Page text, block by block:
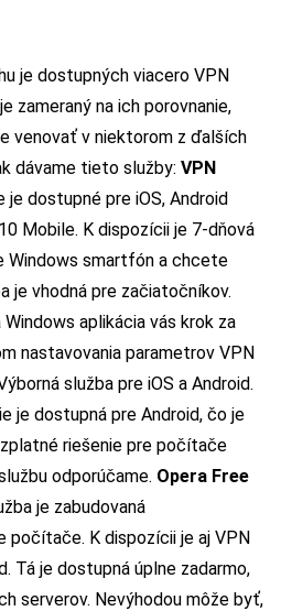
je dostupných viacero VPN
zameraný na ich porovnanie,
venovať v niektorom z ďalších
dávame tieto služby: VPN
je dostupné pre iOS, Android
Mobile. K dispozícii je 7-dňová
Windows smartfón a chcete
je vhodná pre začiatočníkov.
aplikácia vás krok za
nastavovania parametrov VPN
služba pre iOS a Android.
je dostupná pre Android, čo je
riešenie pre počítače
odporúčame. Opera Free
je zabudovaná
počítače. K dispozícii je aj VPN
Tá je dostupná úplne zadarmo,
serverov. Nevýhodou môže byť,